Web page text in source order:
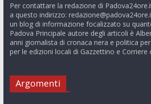
Per contattare la redazione di
a questo indirizzo:
un blog di informazione focalizzato su
Padova Principale autore degli articoli è
anni giornalista di cronaca nera e politica
per le edizioni locali di Gazzettino e Corriere
Argomenti